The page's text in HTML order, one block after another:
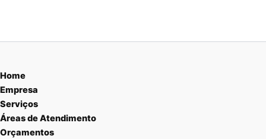
Home
Empresa
Serviços
Áreas de Atendimento
Orçamentos